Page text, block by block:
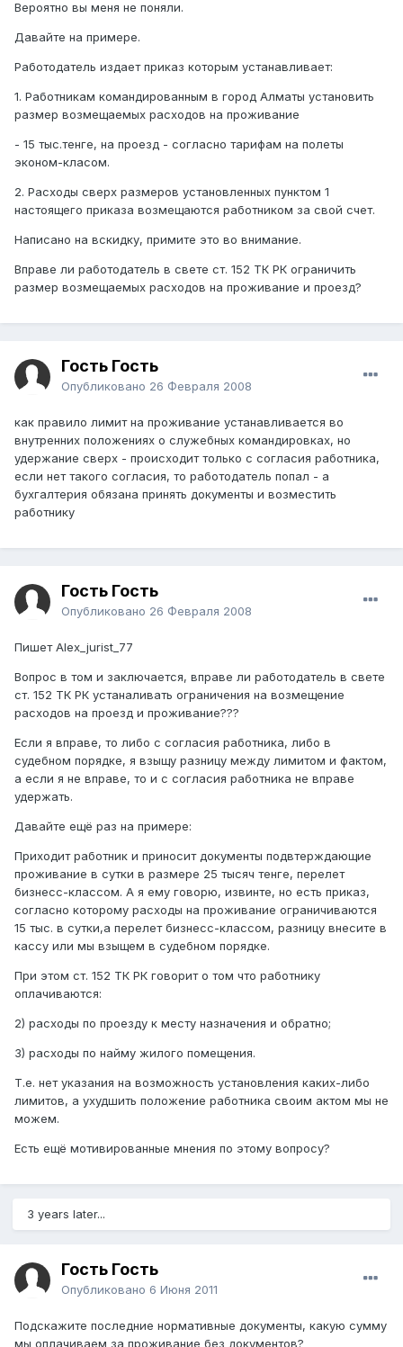
Вероятно вы меня не поняли.
Давайте на примере.
Работодатель издает приказ которым устанавливает:
1. Работникам командированным в город Алматы установить
размер возмещаемых расходов на проживание
- 15 тыс.тенге, на проезд - согласно тарифам на полеты
эконом-класом.
2. Расходы сверх размеров установленных пунктом 1
настоящего приказа возмещаются работником за свой счет.
Написано на вскидку, примите это во внимание.
Вправе ли работодатель в свете ст. 152 ТК РК ограничить
размер возмещаемых расходов на проживание и проезд?
Гость Гость
Опубликовано 26 Февраля 2008
как правило лимит на проживание устанавливается во
внутренних положениях о служебных командировках, но
удержание сверх - происходит только с согласия работника,
если нет такого согласия, то работодатель попал - а
бухгалтерия обязана принять документы и возместить
работнику
Гость Гость
Опубликовано 26 Февраля 2008
Пишет Alex_jurist_77
Вопрос в том и заключается, вправе ли работодатель в свете
ст. 152 ТК РК устаналивать ограничения на возмещение
расходов на проезд и проживание???
Если я вправе, то либо с согласия работника, либо в
судебном порядке, я взыщу разницу между лимитом и фактом,
а если я не вправе, то и с согласия работника не вправе
удержать.
Давайте ещё раз на примере:
Приходит работник и приносит документы подвтерждающие
проживание в сутки в размере 25 тысяч тенге, перелет
бизнесс-классом. А я ему говорю, извинте, но есть приказ,
согласно которому расходы на проживание ограничиваются
15 тыс. в сутки,а перелет бизнесс-классом, разницу внесите в
кассу или мы взыщем в судебном порядке.
При этом ст. 152 ТК РК говорит о том что работнику
оплачиваются:
2) расходы по проезду к месту назначения и обратно;
3) расходы по найму жилого помещения.
Т.е. нет указания на возможность установления каких-либо
лимитов, а ухудшить положение работника своим актом мы не
можем.
Есть ещё мотивированные мнения по этому вопросу?
3 years later...
Гость Гость
Опубликовано 6 Июня 2011
Подскажите последние нормативные документы, какую сумму
мы оплачиваем за проживание без документов?